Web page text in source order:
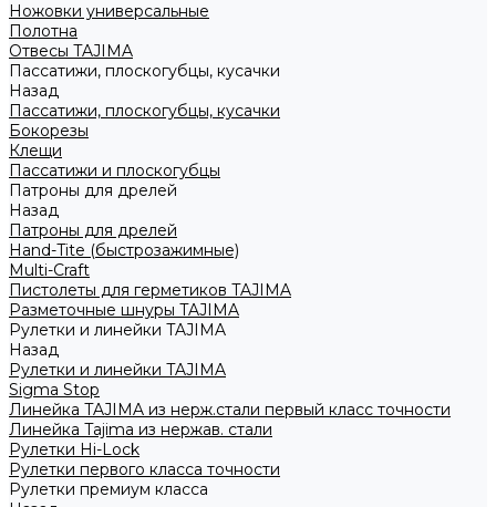
Ножовки универсальные
Полотна
Отвесы TAJIMA
Пассатижи, плоскогубцы, кусачки
Назад
Пассатижи, плоскогубцы, кусачки
Бокорезы
Клещи
Пассатижи и плоскогубцы
Патроны для дрелей
Назад
Патроны для дрелей
Hand-Tite (быстрозажимные)
Multi-Craft
Пистолеты для герметиков TAJIMA
Разметочные шнуры TAJIMA
Рулетки и линейки TAJIMA
Назад
Рулетки и линейки TAJIMA
Sigma Stop
Линейка TAJIMA из нерж.стали первый класс точности
Линейка Tajima из нержав. стали
Рулетки Hi-Lock
Рулетки первого класса точности
Рулетки премиум класса